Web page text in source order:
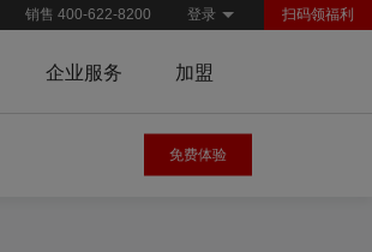
扫码领福利
登录
销售 400-622-8200
企业服务 加盟
免费体验